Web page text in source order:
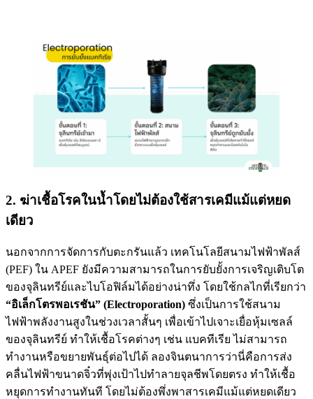
2. ฆ่าเชื้อโรคในน้ำโดยไม่ต้องใช้สารเคมีแม้แต่หยด
เดียว
นอกจากการจัดการกับตะกรันแล้ว เทคโนโลยีสนามไฟฟ้าพัลส์
(PEF) ใน APEF ยังมีความสามารถในการยับยั้งการเจริญเติบโต
ของจุลินทรีย์และไบโอฟิล์มได้อย่างน่าทึ่ง โดยใช้กลไกที่เรียกว่า
“อิเล็กโตรพอเรชัน” (Electroporation) ซึ่งเป็นการใช้สนาม
ไฟฟ้าพลังงานสูงในช่วงเวลาสั้นๆ เพื่อเข้าไปเจาะเยื่อหุ้มเซลล์
ของจุลินทรีย์ ทำให้เชื้อโรคต่างๆ เช่น แบคทีเรีย ไม่สามารถ
ทำงานหรือขยายพันธุ์ต่อไปได้ ลองจินตนาการว่านี่คือการส่ง
คลื่นไฟฟ้าขนาดจิ๋วที่พุ่งเป้าไปทำลายจุลชีพโดยตรง ทำให้เชื้อ
หยุดการทำงานทันที โดยไม่ต้องพึ่งพาสารเคมีแม้แต่หยดเดียว